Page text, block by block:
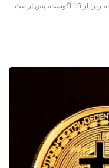
بیت کوین در معاملات هفته گذشته شاهد کاهش است، زیرا از 15 آگوست، پس از ثبت